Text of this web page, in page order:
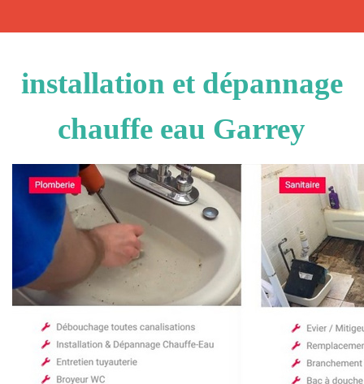
installation et dépannage
chauffe eau Garrey